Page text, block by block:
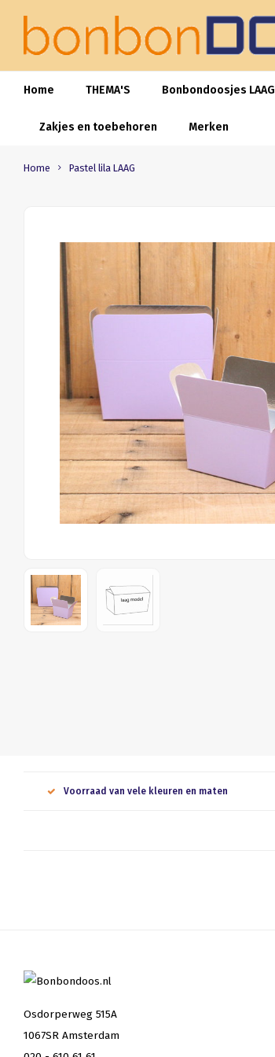
Home THEMA'S Bonbondoosjes LAAG
Zakjes en toebehoren Merken
Home Pastel lila LAAG
Voorraad van vele kleuren en maten
Osdorperweg 515A
1067SR Amsterdam